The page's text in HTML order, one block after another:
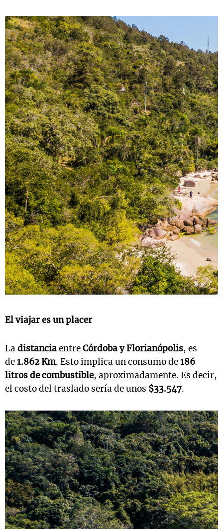
El viajar es un placer
LadistanciaentreCórdoba y Florianópolis, es
de1.862 Km. Esto implica un consumo de186
litros de combustible, aproximadamente. Es decir,
el costo del traslado sería de unos $33.547.